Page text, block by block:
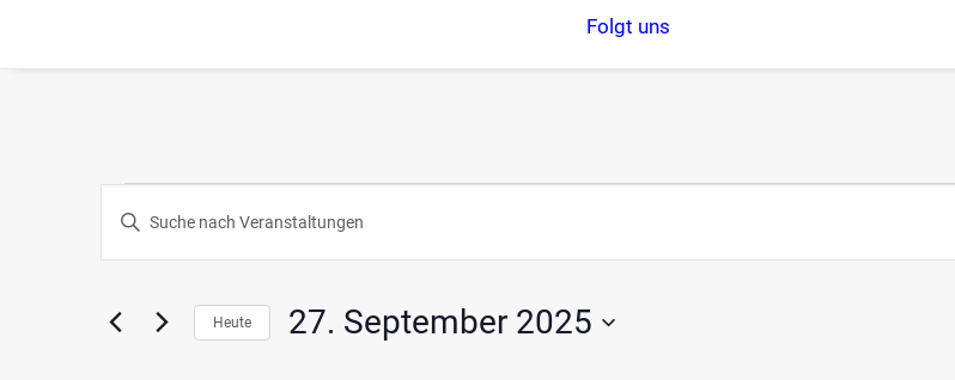
Folgt uns
Veranstaltungen
für
27.
Veranstaltungen
Such-
Ansichtennavigation
Geben
Schlüsselwort.Heute 27. September 2025